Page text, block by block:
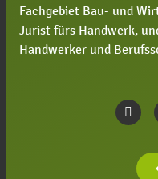
00:00
Fachgebiet Bau- und
Jurist fürs Handwerk,
Handwerker und